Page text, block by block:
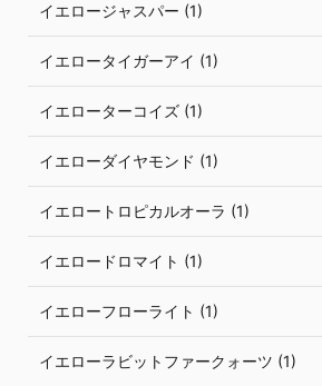
イエロージャスパー (1)
イエロータイガーアイ (1)
イエローターコイズ (1)
イエローダイヤモンド (1)
イエロートロピカルオーラ (1)
イエロードロマイト (1)
イエローフローライト (1)
イエローラビットファークォーツ (1)